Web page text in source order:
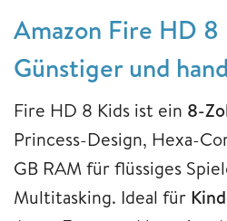
Amazon Fire HD 8
Günstiger und
Fire HD 8 Kids ist ein 8-
Princess-Design, Hexa-
GB RAM für flüssiges
Multitasking. Ideal für